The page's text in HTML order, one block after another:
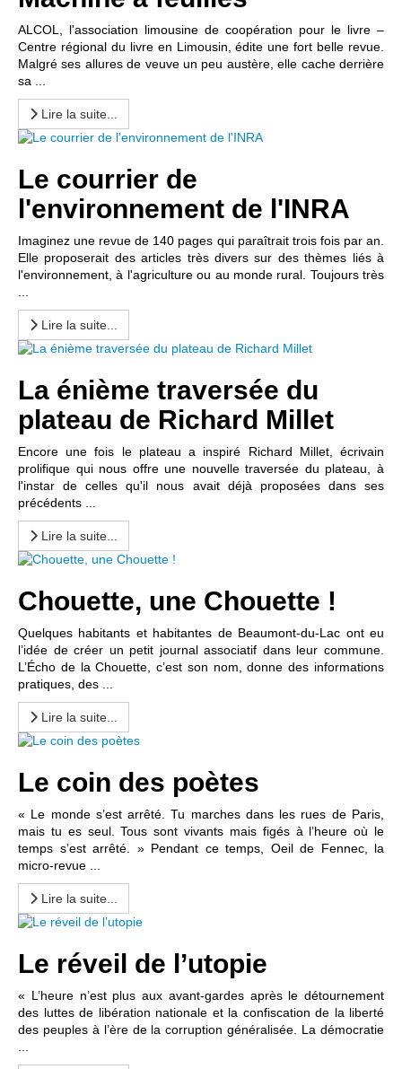
ALCOL, l'association limousine de coopération pour le livre –
Centre régional du livre en Limousin, édite une fort belle revue.
Malgré ses allures de veuve un peu austère, elle cache derrière
sa ...
Lire la suite...
Le courrier de
l'environnement de l'INRA
Imaginez une revue de 140 pages qui paraîtrait trois fois par an.
Elle proposerait des articles très divers sur des thèmes liés à
l'environnement, à l'agriculture ou au monde rural. Toujours très
Lire la suite...
La énième traversée du
plateau de Richard Millet
Encore une fois le plateau a inspiré Richard Millet, écrivain
prolifique qui nous offre une nouvelle traversée du plateau, à
l'instar de celles qu'il nous avait déjà proposées dans ses
précédents ...
Lire la suite...
Chouette, une Chouette !
Quelques habitants et habitantes de Beaumont-du-Lac ont eu
l’idée de créer un petit journal associatif dans leur commune.
L’Écho de la Chouette, c’est son nom, donne des informations
pratiques, des ...
Lire la suite...
Le coin des poètes
« Le monde s’est arrêté. Tu marches dans les rues de Paris,
mais tu es seul. Tous sont vivants mais figés à l’heure où le
temps s’est arrêté. » Pendant ce temps, Oeil de Fennec, la
micro-revue ...
Lire la suite...
Le réveil de l’utopie
« L’heure n’est plus aux avant-gardes après le détournement
des luttes de libération nationale et la confiscation de la liberté
des peuples à l’ère de la corruption généralisée. La démocratie